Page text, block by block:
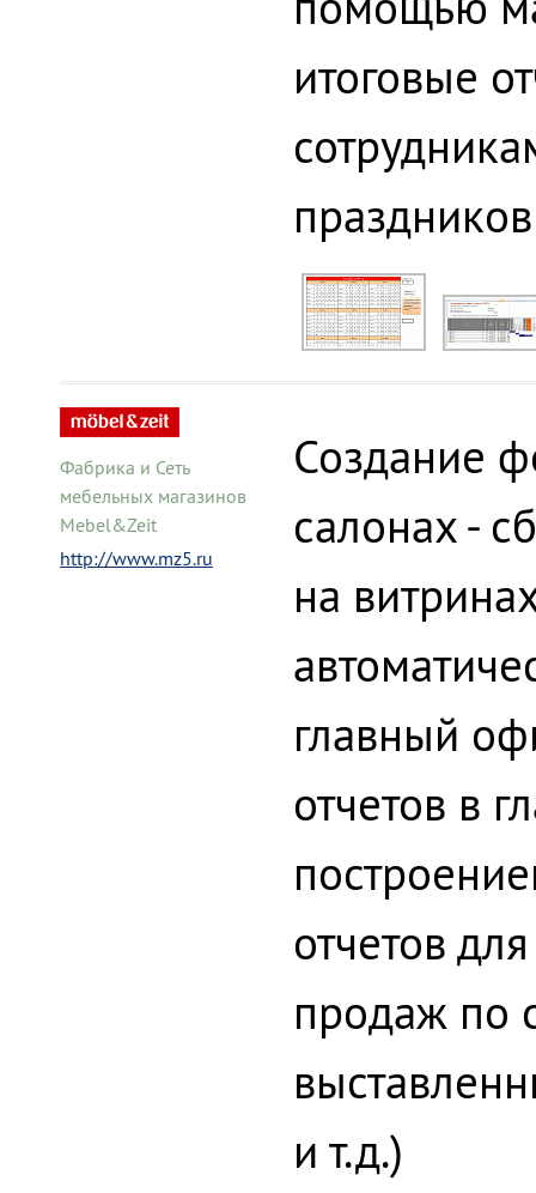
итоговые
Фабрика и Сеть
мебельных магазинов
Mebel&Zeit
http://www.mz5.ru
Создание
салонах -
на
главный
отчетов в
отчетов
продаж по
и т.д.)